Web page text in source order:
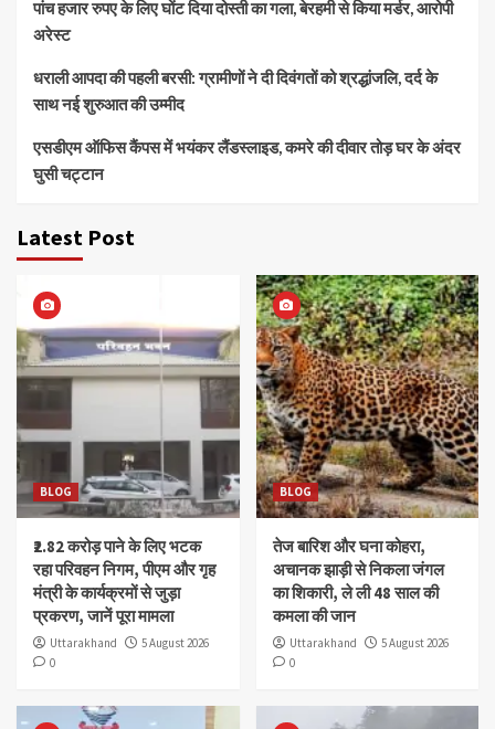
पांच हजार रुपए के लिए घोंट दिया दोस्ती का गला, बेरहमी से किया मर्डर, आरोपी
अरेस्ट
धराली आपदा की पहली बरसी: ग्रामीणों ने दी दिवंगतों को श्रद्धांजलि, दर्द के
साथ नई शुरुआत की उम्मीद
एसडीएम ऑफिस कैंपस में भयंकर लैंडस्लाइड, कमरे की दीवार तोड़ घर के अंदर
घुसी चट्टान
Latest Post
BLOG
₹2.82 करोड़ पाने के लिए भटक
रहा परिवहन निगम, पीएम और गृह
मंत्री के कार्यक्रमों से जुड़ा
प्रकरण, जानें पूरा मामला
Uttarakhand
5 August 2026
0
BLOG
तेज बारिश और घना कोहरा,
अचानक झाड़ी से निकला जंगल
का शिकारी, ले ली 48 साल की
कमला की जान
Uttarakhand
5 August 2026
0